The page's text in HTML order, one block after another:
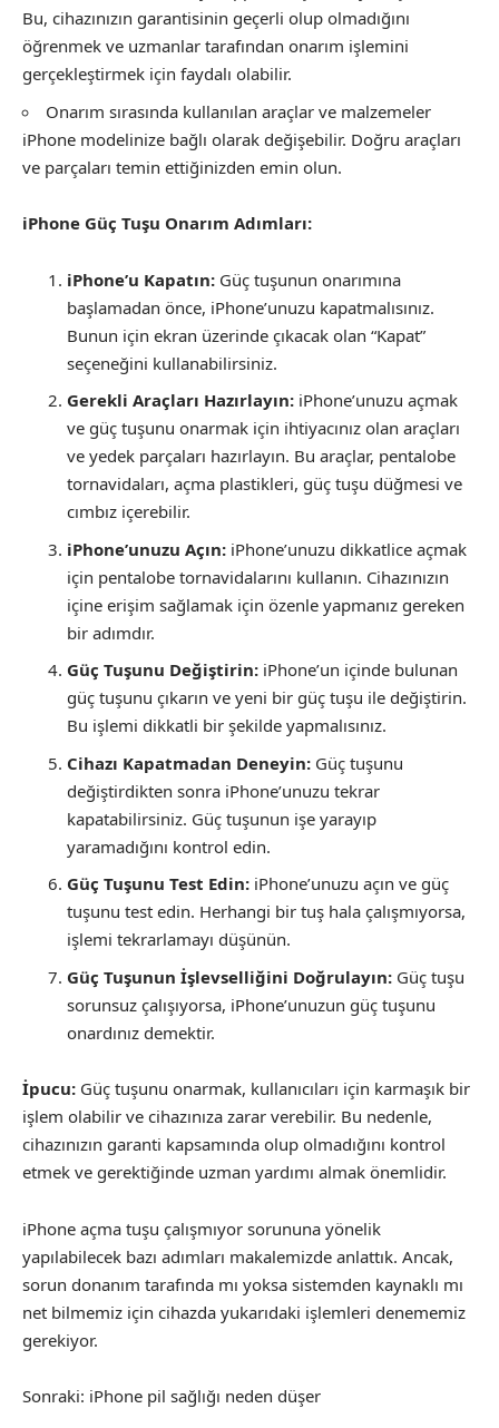
Bu, cihazınızın garantisinin geçerli olup olmadığını
öğrenmek ve uzmanlar tarafından onarım işlemini
gerçekleştirmek için faydalı olabilir.
Onarım sırasında kullanılan araçlar ve malzemeler
iPhone modelinize bağlı olarak değişebilir. Doğru araçları
ve parçaları temin ettiğinizden emin olun.
iPhone Güç Tuşu Onarım Adımları:
iPhone’u Kapatın: Güç tuşunun onarımına
başlamadan önce, iPhone’unuzu kapatmalısınız.
Bunun için ekran üzerinde çıkacak olan “Kapat”
seçeneğini kullanabilirsiniz.
Gerekli Araçları Hazırlayın: iPhone’unuzu açmak
ve güç tuşunu onarmak için ihtiyacınız olan araçları
ve yedek parçaları hazırlayın. Bu araçlar, pentalobe
tornavidaları, açma plastikleri, güç tuşu düğmesi ve
cımbız içerebilir.
iPhone’unuzu Açın: iPhone’unuzu dikkatlice açmak
için pentalobe tornavidalarını kullanın. Cihazınızın
içine erişim sağlamak için özenle yapmanız gereken
bir adımdır.
Güç Tuşunu Değiştirin: iPhone’un içinde bulunan
güç tuşunu çıkarın ve yeni bir güç tuşu ile değiştirin.
Bu işlemi dikkatli bir şekilde yapmalısınız.
Cihazı Kapatmadan Deneyin: Güç tuşunu
değiştirdikten sonra iPhone’unuzu tekrar
kapatabilirsiniz. Güç tuşunun işe yarayıp
yaramadığını kontrol edin.
Güç Tuşunu Test Edin: iPhone’unuzu açın ve güç
tuşunu test edin. Herhangi bir tuş hala çalışmıyorsa,
işlemi tekrarlamayı düşünün.
Güç Tuşunun İşlevselliğini Doğrulayın: Güç tuşu
sorunsuz çalışıyorsa, iPhone’unuzun güç tuşunu
onardınız demektir.
İpucu: Güç tuşunu onarmak, kullanıcıları için karmaşık bir
işlem olabilir ve cihazınıza zarar verebilir. Bu nedenle,
cihazınızın garanti kapsamında olup olmadığını kontrol
etmek ve gerektiğinde uzman yardımı almak önemlidir.
iPhone açma tuşu çalışmıyor sorununa yönelik
yapılabilecek bazı adımları makalemizde anlattık. Ancak,
sorun donanım tarafında mı yoksa sistemden kaynaklı mı
net bilmemiz için cihazda yukarıdaki işlemleri denememiz
gerekiyor.
Sonraki: iPhone pil sağlığı neden düşer